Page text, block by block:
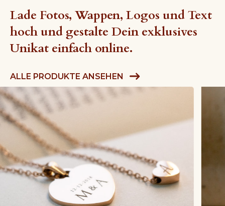
Lade Fotos, Wappen, Logos und Text
hoch und gestalte Dein exklusives
Unikat einfach online.
ALLE PRODUKTE ANSEHEN